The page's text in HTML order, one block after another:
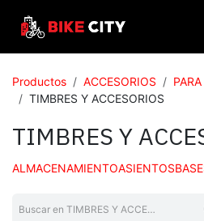
Productos ACCESORIOS
TIMBRES Y ACCESORIOS
TIMBRES Y
ALMACENAMIENTOASIENTOS